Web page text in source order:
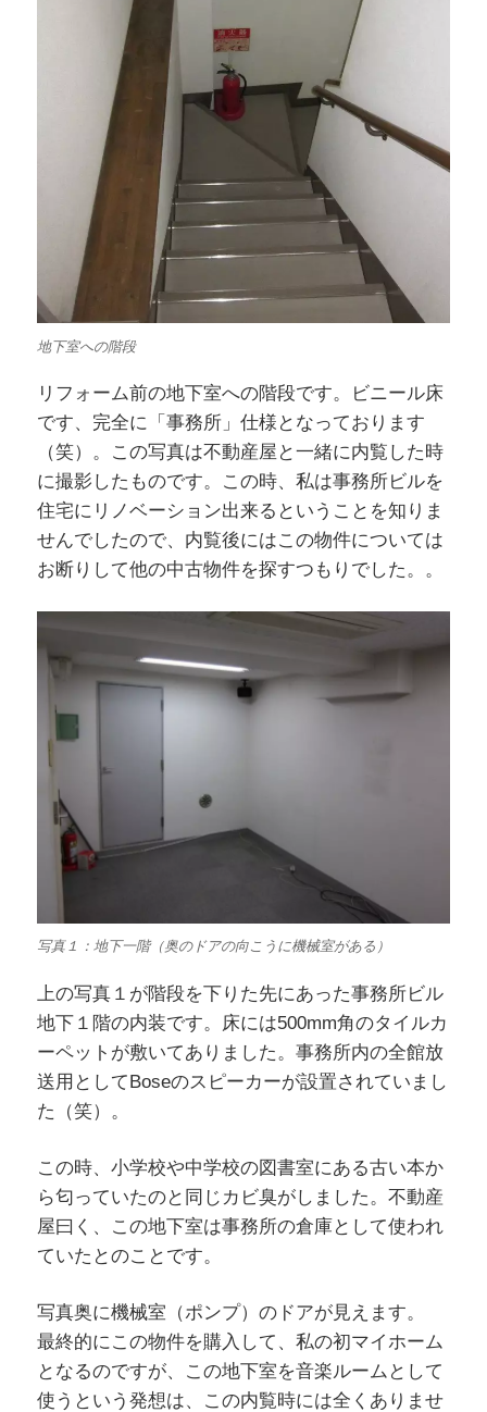
地下室への階段
リフォーム前の地下室への階段です。ビニール床
です、完全に「事務所」仕様となっております
（笑）。この写真は不動産屋と一緒に内覧した時
に撮影したものです。この時、私は事務所ビルを
住宅にリノベーション出来るということを知りま
せんでしたので、内覧後にはこの物件については
お断りして他の中古物件を探すつもりでした。。
写真１：地下一階（奥のドアの向こうに機械室がある）
上の写真１が階段を下りた先にあった事務所ビル
地下１階の内装です。床には500mm角のタイルカ
ーペットが敷いてありました。事務所内の全館放
送用としてBoseのスピーカーが設置されていまし
た（笑）。
この時、小学校や中学校の図書室にある古い本か
ら匂っていたのと同じカビ臭がしました。不動産
屋曰く、この地下室は事務所の倉庫として使われ
ていたとのことです。
写真奥に機械室（ポンプ）のドアが見えます。
最終的にこの物件を購入して、私の初マイホーム
となるのですが、この地下室を音楽ルームとして
使うという発想は、この内覧時には全くありませ